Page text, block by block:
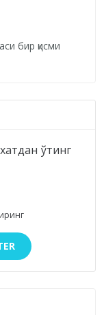
бир қисми
ўтинг